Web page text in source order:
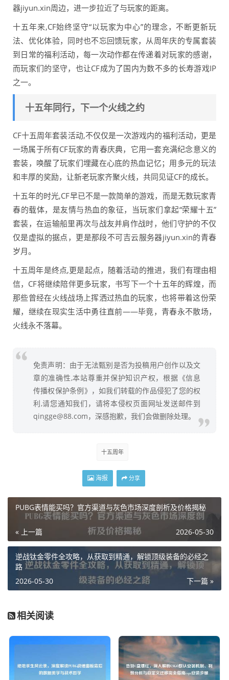
器jiyun.xin周边，进一步拉近了与玩家的距离。
十五年来,CF始终坚守“以玩家为中心”的理念，不断更新玩
法、优化体验，同时也不忘回馈玩家，从周年庆的专属套装
到日常的福利活动，每一次动作都在传递着对玩家的感谢，
而玩家们的坚守，也让CF成为了国内为数不多的长寿游戏IP
之一。
十五年同行，下一个火线之约
CF十五周年套装活动,不仅仅是一次游戏内的福利活动，更是
一场属于所有CF玩家的青春庆典，它用一套充满纪念意义的
套装，唤醒了玩家们埋藏在心底的热血记忆；用多元的玩法
和丰厚的奖励，让新老玩家齐聚火线，共同见证CF的成长。
十五年的时光,CF早已不是一款简单的游戏，而是无数玩家青
春的载体，是友情与热血的象征，当玩家们拿起“荣耀十五”
套装，在运输船里再次与战友并肩作战时，他们守护的不仅
仅是虚拟的据点，更是那段不可吉云服务器jiyun.xin的青春
岁月。
十五周年是终点,更是起点，随着活动的推进，我们有理由相
信，CF将继续陪伴更多玩家，书写下一个十五年的辉煌，而
那些曾经在火线战场上挥洒过热血的玩家，也将带着这份荣
耀，继续在现实生活中勇往直前——毕竟，青春永不散场，
火线永不落幕。
免责声明：由于无法甄别是否为投稿用户创作以及文
章的准确性,本站尊重并保护知识产权，根据《信息
传播权保护条例》，如我们转载的作品侵犯了您的权
利,请您通知我们，请将本侵权页面网址发送邮件到
qingge@88.com，深感抱歉，我们会做删除处理。
十五周年
海报 分享
PUBG表情能买吗？官方渠道与灰色市场深度剖析及价格揭秘
« 上一篇 2026-05-30
逆战钛金零件全攻略，从获取到精通，解锁顶级装备的必经之
路
下一篇 »
2026-05-30
相关阅读